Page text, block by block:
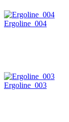
Ergoline_004
Ergoline_003